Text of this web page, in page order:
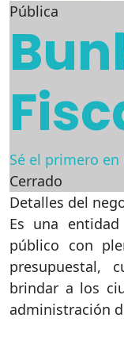
Pública
Sé el primero en
Cerrado
Detalles del
Es una
público con
presupuestal,
brindar a los
administración